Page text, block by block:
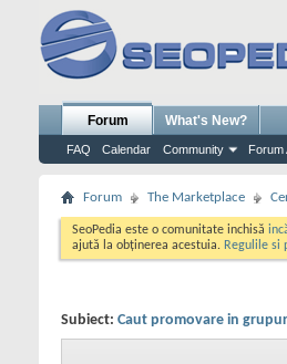
Forum
FAQ Calendar Community Forum
What's New?
Forum The Marketplace
SeoPedia este o comunitate inchisă
ajută la obținerea acestuia. Regulile si
Subiect: Caut promovare in